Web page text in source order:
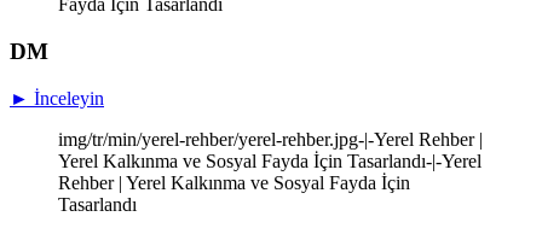
Fayda İçin Tasarlandı
DM
► İnceleyin
img/tr/min/yerel-rehber/yerel-rehber.jpg-|-Yerel Rehber |
Yerel Kalkınma ve Sosyal Fayda İçin Tasarlandı-|-Yerel
Rehber | Yerel Kalkınma ve Sosyal Fayda İçin
Tasarlandı